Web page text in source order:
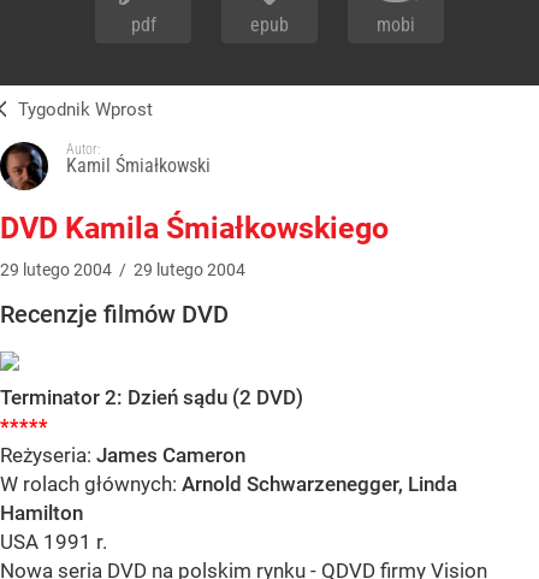
pdf epub mobi
Tygodnik Wprost
Autor:
Kamil Śmiałkowski
DVD Kamila Śmiałkowskiego
29 lutego2004 / 29 lutego2004
Recenzje filmów DVD
Terminator 2: Dzień sądu (2 DVD)
*****
Reżyseria: James Cameron
W rolach głównych: Arnold Schwarzenegger, Linda
Hamilton
USA 1991 r.
Nowa seria DVD na polskim rynku - QDVD firmy Vision